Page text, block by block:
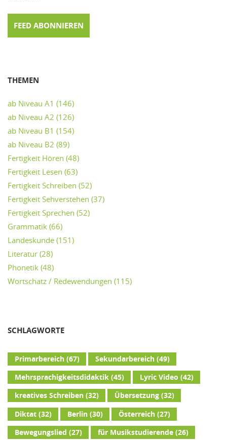
FEED ABONNIEREN
THEMEN
ab Niveau A1 (146)
ab Niveau A2 (126)
ab Niveau B1 (154)
ab Niveau B2 (89)
Fertigkeit Hören (48)
Fertigkeit Lesen (63)
Fertigkeit Schreiben (52)
Fertigkeit Sehverstehen (37)
Fertigkeit Sprechen (52)
Grammatik (66)
Landeskunde (151)
Literatur (28)
Phonetik (48)
Wortschatz / Redewendungen (115)
SCHLAGWORTE
Primarbereich(67) Sekundarbereich(49)
Mehrsprachigkeitsdidaktik(45) Lyric Video (42)
kreatives Schreiben(32) Übersetzung(32)
Diktat(32) Berlin(30) Österreich(27)
Bewegungslied (27) für Musikstudierende(26)